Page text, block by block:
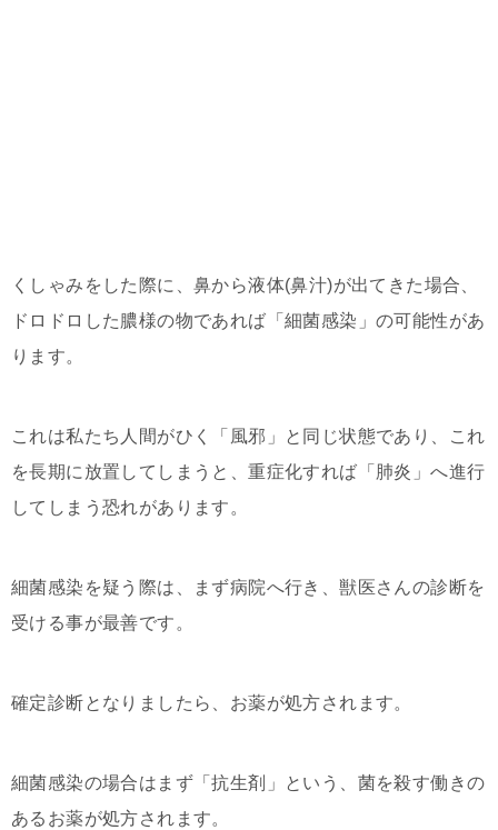
くしゃみをした際に、鼻から液体(鼻汁)が出てきた場合、
ドロドロした膿様の物であれば「細菌感染」の可能性があ
ります。
これは私たち人間がひく「風邪」と同じ状態であり、これ
を長期に放置してしまうと、重症化すれば「肺炎」へ進行
してしまう恐れがあります。
細菌感染を疑う際は、まず病院へ行き、獣医さんの診断を
受ける事が最善です。
確定診断となりましたら、お薬が処方されます。
細菌感染の場合はまず「抗生剤」という、菌を殺す働きの
あるお薬が処方されます。